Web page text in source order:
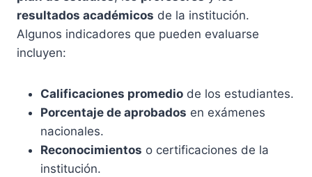
resultados académicos de la institución.
Algunos indicadores que pueden evaluarse
incluyen:
Calificaciones promedio de los estudiantes.
Porcentaje de aprobados en exámenes
nacionales.
Reconocimientos o certificaciones de la
institución.